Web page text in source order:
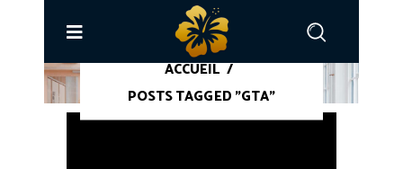
ACCUEIL /
POSTS TAGGED "GTA"